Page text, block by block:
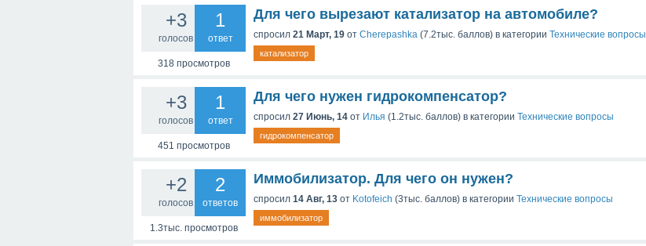
+3
голосов
1
ответ
318 просмотров
Для чего вырезают катализатор на автомобиле?
спросил 21 Март, 19 от Cherepashka (7.2тыс. баллов) в категории Технические вопросы
катализатор
+3
голосов
1
ответ
451 просмотров
Для чего нужен гидрокомпенсатор?
спросил 27 Июнь, 14 от Илья (1.2тыс. баллов) в категории Технические вопросы
гидрокомпенсатор
+2
голосов
2
ответов
1.3тыс.просмотров
Иммобилизатор. Для чего он нужен?
спросил 14 Авг, 13 от Kotofeich (3тыс. баллов) в категории Технические вопросы
иммобилизатор